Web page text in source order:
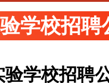
学校招聘
学校招聘